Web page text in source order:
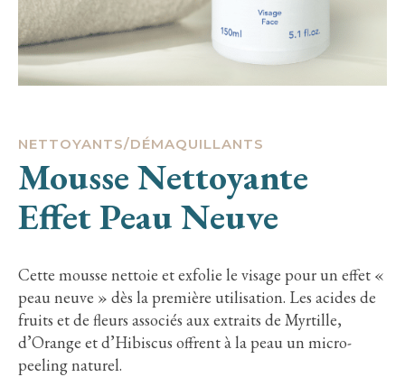
NETTOYANTS/DÉMAQUILLANTS
Mousse Nettoyante
Effet Peau Neuve
Cette mousse nettoie et exfolie le visage pour un effet «
peau neuve » dès la première utilisation. Les acides de
fruits et de fleurs associés aux extraits de Myrtille,
d’Orange et d’Hibiscus offrent à la peau un micro-
peeling naturel.